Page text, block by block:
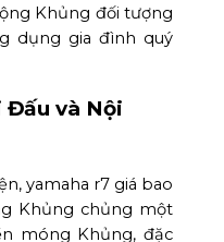
Khủng đối tượng
dụng gia đình quý
Đấu và Nội
yamaha r7 giá bao
Khủng chủng một
móng Khủng, đặc